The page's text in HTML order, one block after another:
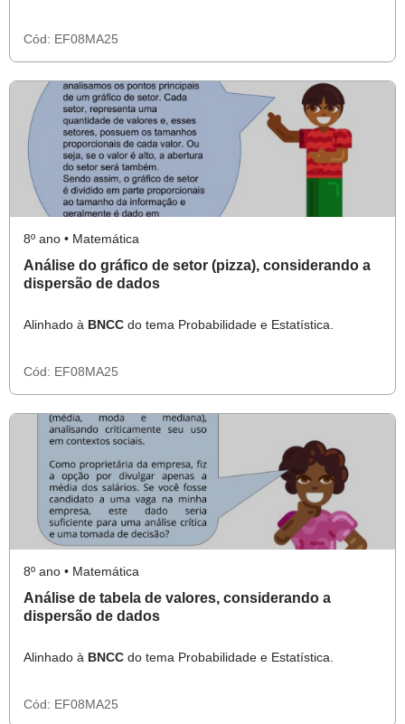
Cód: EF08MA25
8º ano • Matemática
Análise do gráfico de setor (pizza), considerando a
dispersão de dados
Alinhado à BNCC do tema Probabilidade e Estatística.
Cód: EF08MA25
8º ano • Matemática
Análise de tabela de valores, considerando a
dispersão de dados
Alinhado à BNCC do tema Probabilidade e Estatística.
Cód: EF08MA25